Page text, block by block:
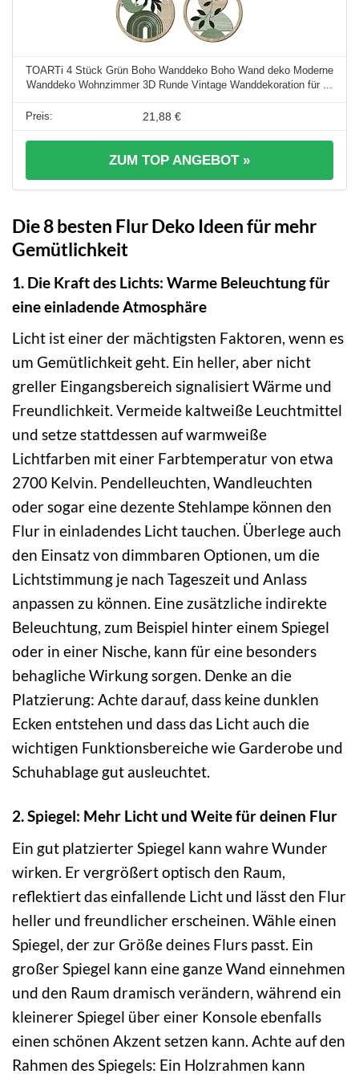
TOARTi 4 Stück Grün Boho Wanddeko Boho Wand deko Moderne
Wanddeko Wohnzimmer 3D Runde Vintage Wanddekoration für ...
21,88 €
ZUM TOP ANGEBOT »
Die 8 besten Flur Deko Ideen für mehr
Gemütlichkeit
1. Die Kraft des Lichts: Warme Beleuchtung für
eine einladende Atmosphäre
Licht ist einer der mächtigsten Faktoren, wenn es
um Gemütlichkeit geht. Ein heller, aber nicht
greller Eingangsbereich signalisiert Wärme und
Freundlichkeit. Vermeide kaltweiße Leuchtmittel
und setze stattdessen auf warmweiße
Lichtfarben mit einer Farbtemperatur von etwa
2700 Kelvin. Pendelleuchten, Wandleuchten
oder sogar eine dezente Stehlampe können den
Flur in einladendes Licht tauchen. Überlege auch
den Einsatz von dimmbaren Optionen, um die
Lichtstimmung je nach Tageszeit und Anlass
anpassen zu können. Eine zusätzliche indirekte
Beleuchtung, zum Beispiel hinter einem Spiegel
oder in einer Nische, kann für eine besonders
behagliche Wirkung sorgen. Denke an die
Platzierung: Achte darauf, dass keine dunklen
Ecken entstehen und dass das Licht auch die
wichtigen Funktionsbereiche wie Garderobe und
Schuhablage gut ausleuchtet.
2. Spiegel: Mehr Licht und Weite für deinen Flur
Ein gut platzierter Spiegel kann wahre Wunder
wirken. Er vergrößert optisch den Raum,
reflektiert das einfallende Licht und lässt den Flur
heller und freundlicher erscheinen. Wähle einen
Spiegel, der zur Größe deines Flurs passt. Ein
großer Spiegel kann eine ganze Wand einnehmen
und den Raum dramisch verändern, während ein
kleinerer Spiegel über einer Konsole ebenfalls
einen schönen Akzent setzen kann. Achte auf den
Rahmen des Spiegels: Ein Holzrahmen kann